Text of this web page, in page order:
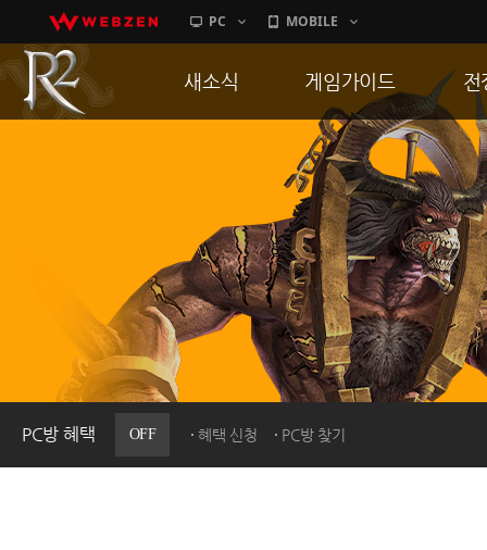
PC MOBILE
PC방 혜택 OFF 혜택 신청 PC방 찾기
새소식
이벤트
히스토리
PC방으로간다
게임가이드
게임 특징
서버가이드
신병훈련소
세부가이드
통합보급센터
전
통
공